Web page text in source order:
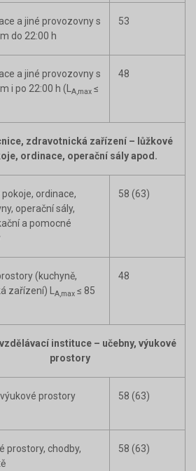
a jiné provozovny s
do 22:00 h
53
a jiné provozovny s
i po 22:00 h (L
A,max ≤
48
zdravotnická zařízení – lůžkové
ordinace, operační sály apod.
pokoje, ordinace,
operační sály,
a pomocné
58 (63)
(kuchyně,
zařízení) L
A,max ≤ 85
48
instituce – učebny, výukové
prostory
prostory 58 (63)
prostory, chodby,
58 (63)